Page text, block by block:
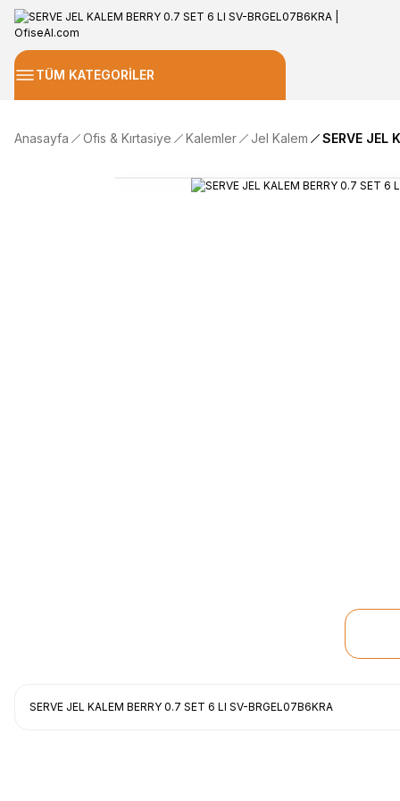
TÜM KATEGORİLER
Anasayfa Ofis & Kırtasiye Kalemler Jel Kalem SERVE JEL
SERVE JEL KALEM BERRY 0.7 SET 6 LI SV-BRGEL07B6KRA